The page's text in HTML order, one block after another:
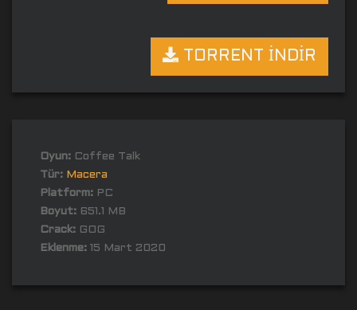
TORRENT İNDİR
Oyun: Coffee Talk
Tür: Macera
Platform: PC
Boyut: 651.1 MB
Crack: GOG
Eklenme: 15 Mart 2020